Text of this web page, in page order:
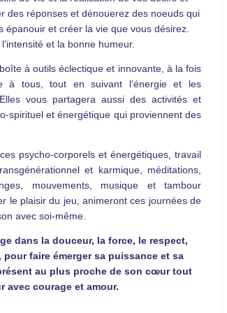
des réponses et dénouerez des noeuds qui
épanouir et créer la vie que vous désirez.
et la bonne humeur.
à outils éclectique et innovante, à la fois
à tous, tout en suivant l’énergie et les
vous partagera aussi des activités et
spirituel et énergétique qui proviennent des
psycho-corporels et énergétiques, travail
et karmique, méditations,
mouvements, musique et tambour
le plaisir du jeu, animeront ces journées de
avec soi-même.
dans la douceur, la force, le respect,
pour faire émerger sa puissance et sa
au plus proche de son cœur tout
avec courage et amour.